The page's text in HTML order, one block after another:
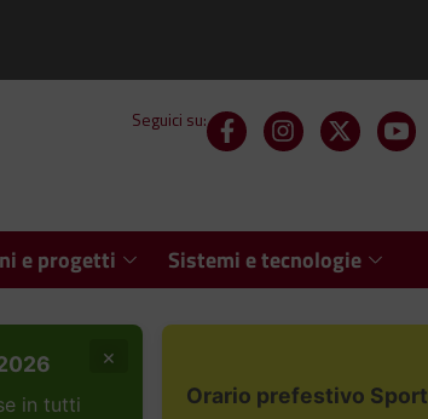
Seguici su:
e progetti Sistemi e tecnologie
in tutti
×
Orario prefestivo